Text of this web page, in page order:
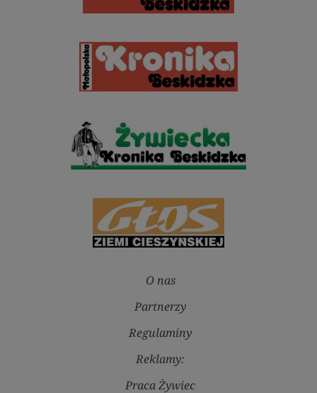
O nas
Partnerzy
Regulaminy
Reklamy:
Praca Żywiec